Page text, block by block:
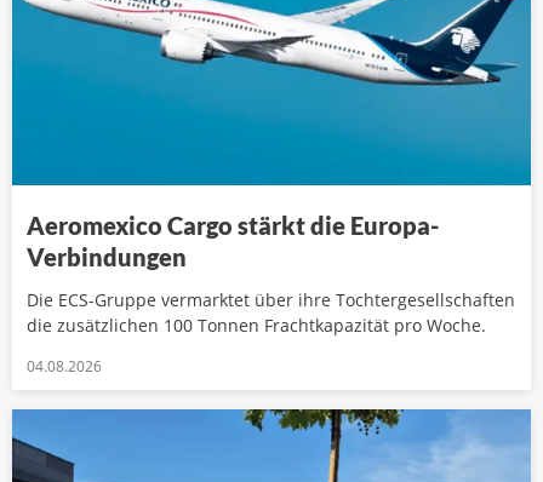
Aeromexico Cargo stärkt die Europa-
Verbindungen
Die ECS-Gruppe vermarktet über ihre Tochtergesellschaften
die zusätzlichen 100 Tonnen Frachtkapazität pro Woche.
04.08.2026